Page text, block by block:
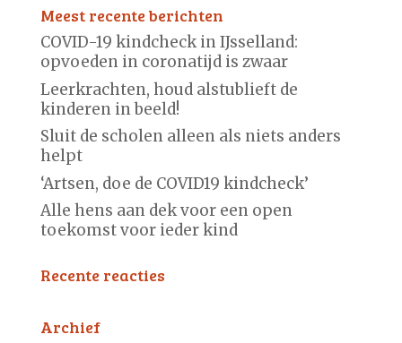
Meest recente berichten
COVID-19 kindcheck in IJsselland:
opvoeden in coronatijd is zwaar
Leerkrachten, houd alstublieft de
kinderen in beeld!
Sluit de scholen alleen als niets anders
helpt
‘Artsen, doe de COVID19 kindcheck’
Alle hens aan dek voor een open
toekomst voor ieder kind
Recente reacties
Archief